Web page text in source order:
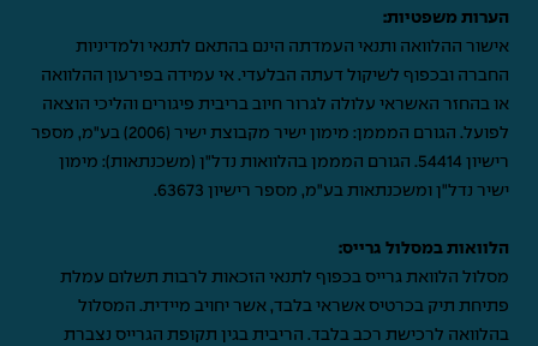
הערות משפטיות:
אישור ההלוואה ותנאי העמדתה הינם בהתאם לתנאי ולמדיניות
החברה ובכפוף לשיקול דעתה הבלעדי. אי עמידה בפירעון ההלוואה
או בהחזר האשראי עלולה לגרור חיוב בריבית פיגורים והליכי הוצאה
לפועל. הגורם המממן: מימון ישיר מקבוצת ישיר (2006) בע"מ, מספר
רישיון 54414. הגורם המממן בהלוואות נדל"ן (משכנתאות): מימון
ישיר נדל"ן ומשכנתאות בע"מ, מספר רישיון 63673.
הלוואות במסלול גרייס:
מסלול הלוואת גרייס בכפוף לתנאי הזכאות לרבות תשלום עמלת
פתיחת תיק בכרטיס אשראי בלבד, אשר יחויב מיידית. המסלול
בהלוואה לרכישת רכב בלבד. הריבית בגין תקופת הגרייס נצברת